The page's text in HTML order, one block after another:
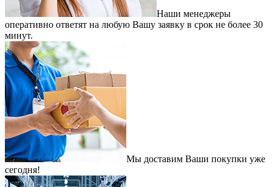
Наши менеджеры
оперативно ответят на любую Вашу заявку в срок не более 30
минут.
Мы доставим Ваши покупки уже
сегодня!